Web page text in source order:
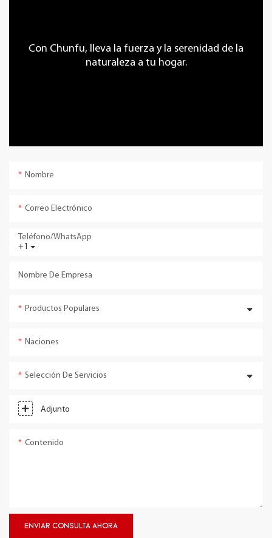
Con Chunfu, lleva la fuerza y ​​la serenidad de la
naturaleza a tu hogar.
Nombre
Correo Electrónico
+1
Teléfono/WhatsApp
Nombre De Empresa
Productos Populares
Naciones
Selección De Servicios
Adjunto
Contenido
ENVIAR CONSULTA AHORA